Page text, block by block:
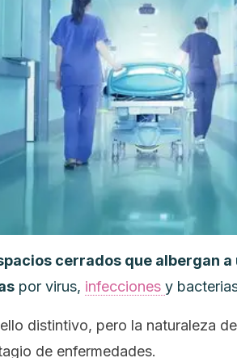
cerrados que albergan
por virus, infecciones y
distintivo, pero la naturaleza
de enfermedades.